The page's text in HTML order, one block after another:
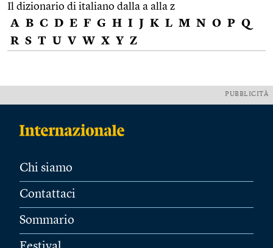
Il dizionario di italiano dalla a alla z
A B C D E F G H I J K L M N O P Q
R S T U V W X Y Z
PUBBLICITÀ
Chi siamo
Contattaci
Sommario